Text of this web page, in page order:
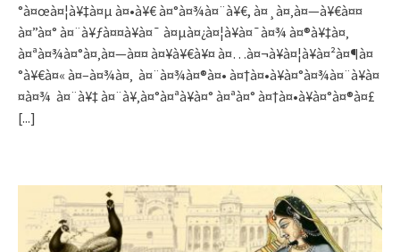
°à¤œà¤¦à¥‡à¤µ à¤•à¥€ à¤°à¤¾à¤¨à¥€, à¤¸à¤‚à¤—à¥€à¤¤
à¤”à¤° à¤¨à¥ƒà¤¤à¥à¤¯ à¤µà¤¿à¤¦à¥à¤¯à¤¾ à¤®à¥‡à¤‚
à¤ªà¤¾à¤°à¤‚à¤—à¤¤ à¤¥à¥€à¥¤ à¤…à¤¬à¥à¤¦à¥à¤²à¤¶à¤
°à¥€à¤« à¤–à¤¾à¤‚ à¤¨à¤¾à¤®à¤• à¤†à¤•à¥à¤°à¤¾à¤¨à¥à¤
¤à¤¾ à¤¨à¥‡ à¤¨à¥‚à¤°à¤ªà¥à¤° à¤ªà¤° à¤†à¤•à¥à¤°à¤®à¤£
[...]